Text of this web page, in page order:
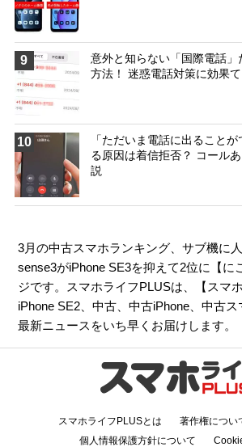
9
意外と知らない「国際電話」
方法！ 迷惑電話対策に効果
10
「ただいま電話に出ること
る原因は着信拒否？ コール
説
3月の中古スマホランキング、サブ機に
sense3がiPhone SE3を抑えて2位に【に
ジです。スマホライフPLUSは、【 スマホ
iPhone SE2 、中古 、中古iPhone 、中古ス
最新ニュースをいち早くお届けします。
スマホライフPLUSとは 著作権につい
個人情報保護方針について